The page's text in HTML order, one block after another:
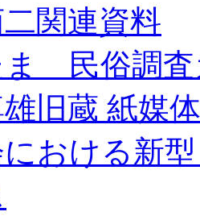
関連資料
ま 民俗調査
旧蔵 紙媒
における新